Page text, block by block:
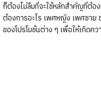
ก็ต้องไม่ลืมที่จะใช้หลักสำคัญที่ต้อ
ต้องการอะไร เพศหญิง เพศชาย
ของโปรโมชั่นต่าง ๆ เพื่อให้เกิด